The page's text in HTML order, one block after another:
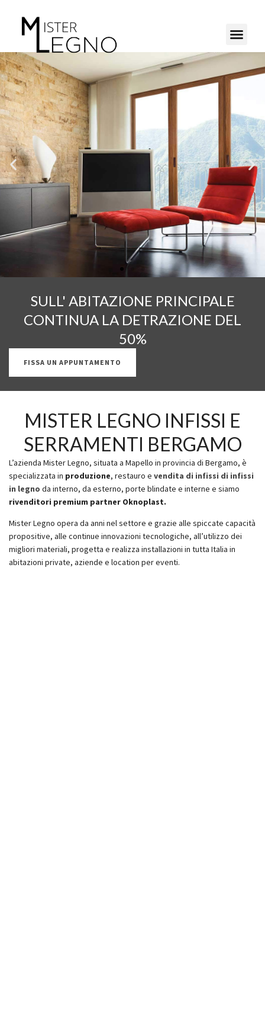
SERRAMENTI
IN LEGNO
SCOPRI DI PIÙ
SULL' ABITAZIONE PRINCIPALE
CONTINUA LA DETRAZIONE DEL
50%
FISSA UN APPUNTAMENTO
MISTER LEGNO INFISSI E
SERRAMENTI BERGAMO
L’azienda Mister Legno, situata a Mapello in provincia di Bergamo, è
specializzata in produzione, restauro e vendita di infissi di infissi
in legno da interno, da esterno, porte blindate e interne e siamo
rivenditori premium partner Oknoplast.
Mister Legno opera da anni nel settore e grazie alle spiccate capacità
propositive, alle continue innovazioni tecnologiche, all’utilizzo dei
migliori materiali, progetta e realizza installazioni in tutta Italia in
abitazioni private, aziende e location per eventi.